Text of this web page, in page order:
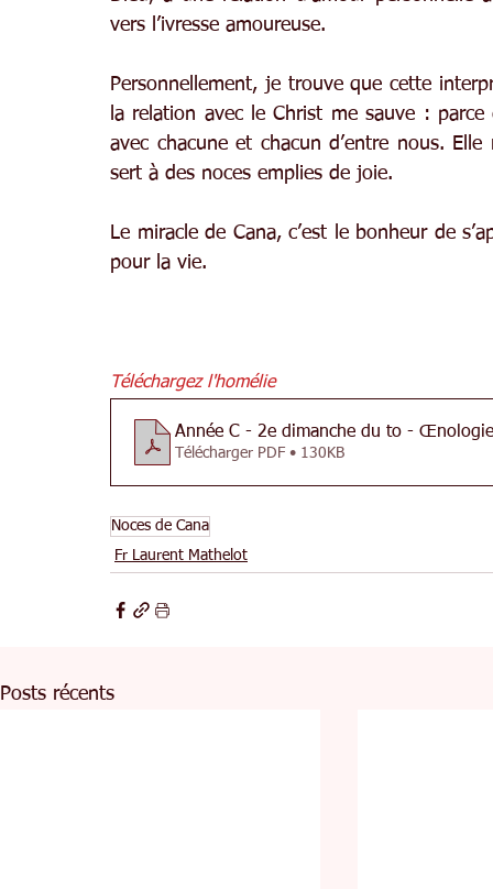
vers l’ivresse amoureuse.
Personnellement, je trouve que cette
la relation avec le Christ me sauve :
avec chacune et chacun d’entre nous.
sert à des noces emplies de joie.
Le miracle de Cana, c’est le bonheur de
pour la vie.
Téléchargez l'homélie
Année C - 2e dimanche du to -
Télécharger PDF • 130KB
Noces de Cana
Fr Laurent Mathelot
Posts récents